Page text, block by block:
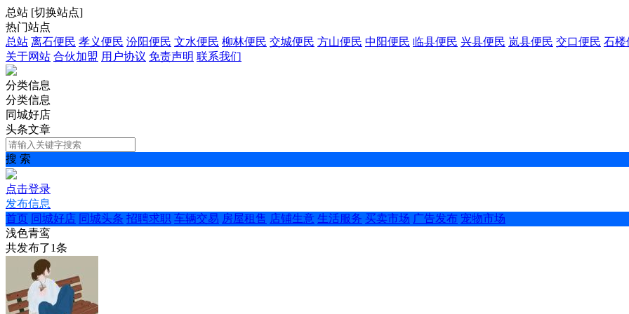
总站 [切换站点]
热门站点
总站 离石便民 孝义便民 汾阳便民 文水便民 柳林便民 交城便民 方山便民 中阳便民 临县便民 兴县便民 岚县便民 交口便民 石楼
关于网站 合伙加盟 用户协议 免责声明 联系我们
分类信息
分类信息
同城好店
头条文章
搜 索
点击登录
发布信息
首页 同城好店 同城头条 招聘求职 车辆交易 房屋租售 店铺生意 生活服务 买卖市场 广告发布 宠物市场
浅色青鸾
共发布了1条